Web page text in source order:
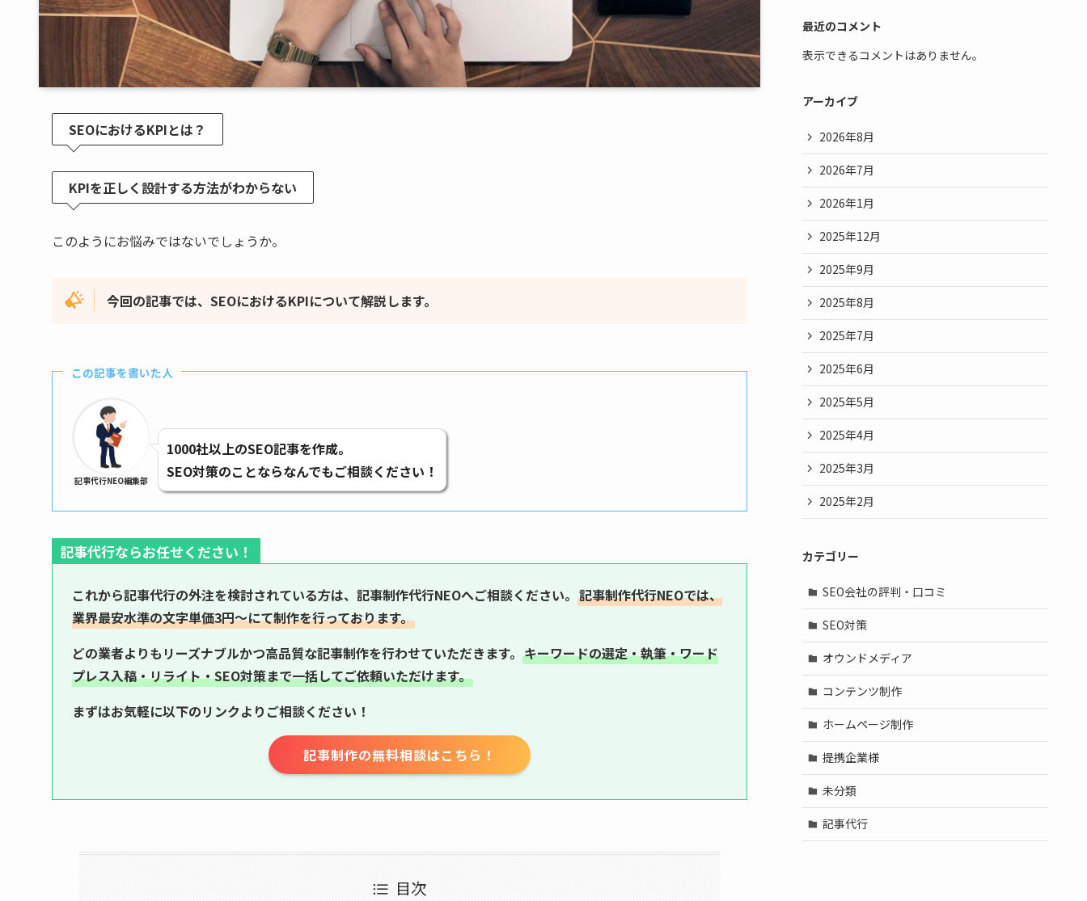
SEOにおけるKPIとは？
KPIを正しく設計する方法がわからない
このようにお悩みではないでしょうか。
今回の記事では、SEOにおけるKPIについて解説します。
この記事を書いた人
記事代行NEO編集部
1000社以上のSEO記事を作成。
SEO対策のことならなんでもご相談ください！
記事代行ならお任せください！
これから記事代行の外注を検討されている方は、記事制作代行NEOへご相談ください。 記事制作代行NEOでは、
業界最安水準の文字単価3円〜にて制作を行っております。
どの業者よりもリーズナブルかつ高品質な記事制作を行わせていただきます。 キーワードの選定・執筆・ワード
プレス入稿・リライト・SEO対策まで一括してご依頼いただけます。
まずはお気軽に以下のリンクよりご相談ください！
記事制作の無料相談はこちら！
目次
最近のコメント
表示できるコメントはありません。
アーカイブ
2026年8月
2026年7月
2026年1月
2025年12月
2025年9月
2025年8月
2025年7月
2025年6月
2025年5月
2025年4月
2025年3月
2025年2月
カテゴリー
SEO会社の評判・口コミ
SEO対策
オウンドメディア
コンテンツ制作
ホームページ制作
提携企業様
未分類
記事代行